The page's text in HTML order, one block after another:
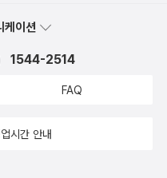
른 책들에는 관심을 안가졌
심을 떠올려보지만 그게 만만
. 정말 이러지도 저러지도 못
기 1>은 연작시리즈의 첫번째
되고 있는 중이라 추가해봤
읽어볼만 할 듯, 농업은 우리
케이션
1544-2514
FAQ
시간 안내